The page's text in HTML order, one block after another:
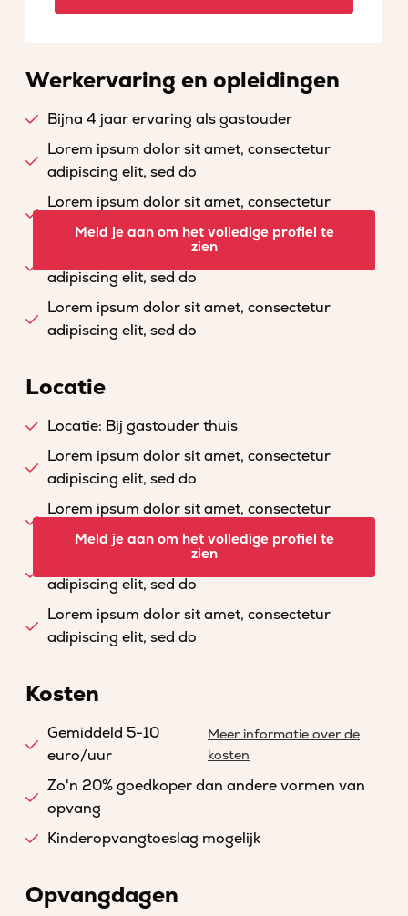
Werkervaring en opleidingen
Bijna 4 jaar ervaring als gastouder
Lorem ipsum dolor sit amet, consectetur
adipiscing elit, sed do
Lorem ipsum dolor sit amet, consectetur
adipiscing elit, sed do
Lorem ipsum dolor sit amet, consectetur
adipiscing elit, sed do
Lorem ipsum dolor sit amet, consectetur
adipiscing elit, sed do
Meld je aan om het volledige profiel te
zien
Locatie
Locatie: Bij gastouder thuis
Lorem ipsum dolor sit amet, consectetur
adipiscing elit, sed do
Lorem ipsum dolor sit amet, consectetur
adipiscing elit, sed do
Lorem ipsum dolor sit amet, consectetur
adipiscing elit, sed do
Lorem ipsum dolor sit amet, consectetur
adipiscing elit, sed do
Meld je aan om het volledige profiel te
zien
Kosten
Gemiddeld 5-10
euro/uur
Meer informatie over de
kosten
Zo'n 20% goedkoper dan andere vormen van
opvang
Kinderopvangtoeslag mogelijk
Opvangdagen